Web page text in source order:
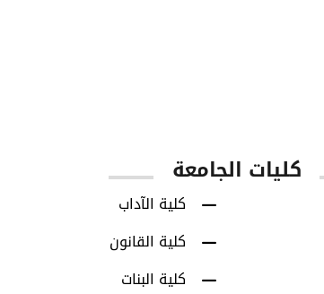
كليات الجامعة
كلية الآداب
كلية القانون
كلية البنات